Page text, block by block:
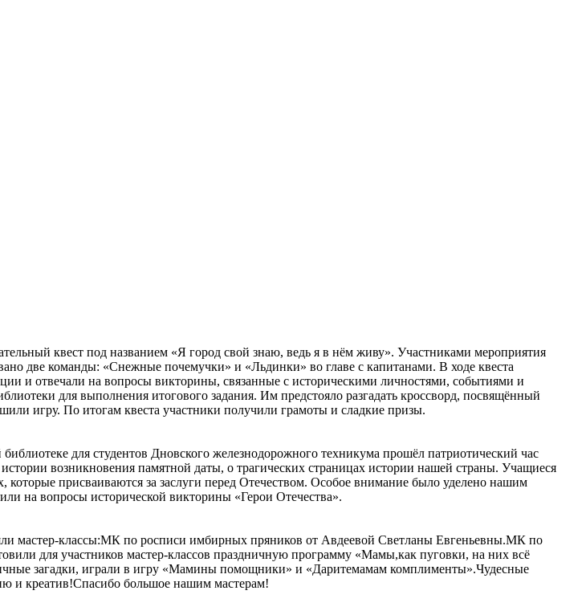
квест под названием «Я город свой знаю, ведь я в нём живу». Участниками мероприятия
две команды: «Снежные почемучки» и «Льдинки» во главе с капитанами. В ходе квеста
и отвечали на вопросы викторины, связанные с историческими личностями, событиями и
для выполнения итогового задания. Им предстояло разгадать кроссворд, посвящённый
игру. По итогам квеста участники получили грамоты и сладкие призы.
для студентов Дновского железнодорожного техникума прошёл патриотический час
возникновения памятной даты, о трагических страницах истории нашей страны. Учащиеся
присваиваются за заслуги перед Отечеством. Особое внимание было уделено нашим
на вопросы исторической викторины «Герои Отечества».
мастер-классы:МК по росписи имбирных пряников от Авдеевой Светланы Евгеньевны.МК по
для участников мастер-классов праздничную программу «Мамы,как пуговки, на них всё
загадки, играли в игру «Мамины помощники» и «Даритемамам комплименты».Чудесные
и креатив!Спасибо большое нашим мастерам!